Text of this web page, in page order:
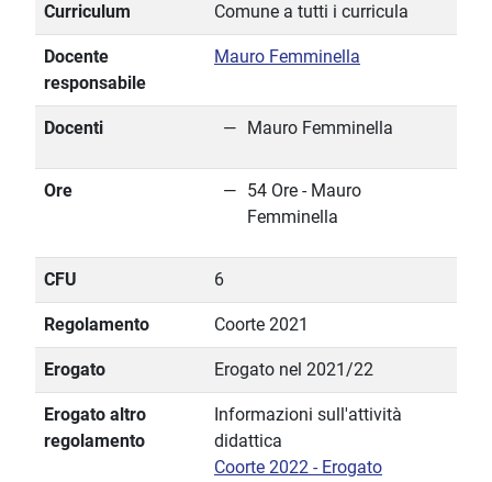
Curriculum Comune a tutti i curricula
Docente
responsabile
Mauro Femminella
Docenti Mauro Femminella
Ore
54 Ore - Mauro
Femminella
CFU 6
Regolamento Coorte 2021
Erogato Erogato nel 2021/22
Erogato altro
regolamento
Informazioni sull'attività
didattica
Coorte 2022 - Erogato